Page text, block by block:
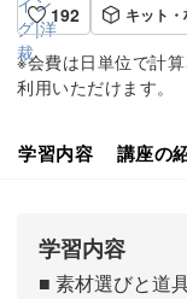
192
キット
※会費は日単位で計
利用いただけます。
学習内容 講座の
学習内容
■ 素材選びと道